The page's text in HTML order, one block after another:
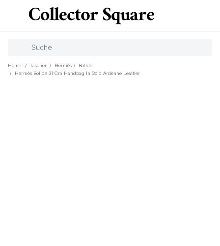
Home / Taschen / Hermès /
Bolide
/
Hermès Bolide 31 Cm Handbag In Gold Ardenne Leather